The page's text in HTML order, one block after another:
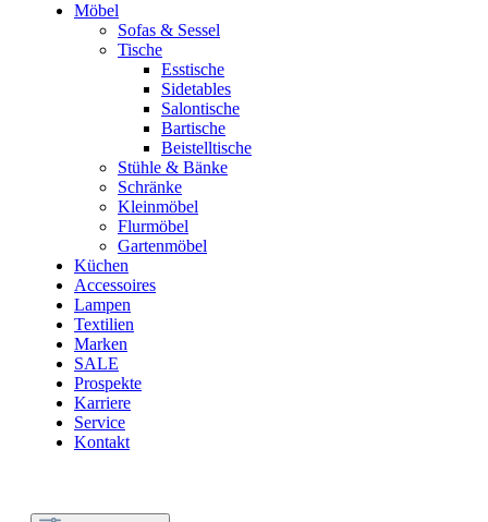
Möbel
Sofas & Sessel
Tische
Esstische
Sidetables
Salontische
Bartische
Beistelltische
Stühle & Bänke
Schränke
Kleinmöbel
Flurmöbel
Gartenmöbel
Küchen
Accessoires
Lampen
Textilien
Marken
SALE
Prospekte
Karriere
Service
Kontakt